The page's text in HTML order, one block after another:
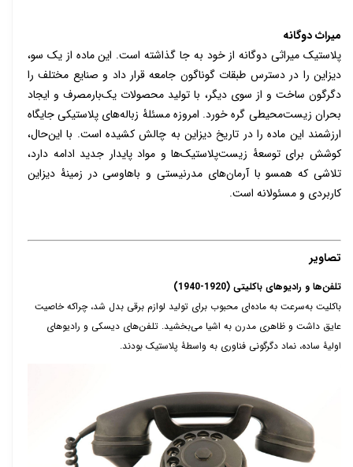
میراث دوگانه
پلاستیک میراثی دوگانه از خود به جا گذاشته است. این ماده از یک سو،
دیزاین را در دسترس طبقات گوناگون جامعه قرار داد و صنایع مختلف را
دگرگون ساخت و از سوی دیگر، با تولید محصولات یک‌بارمصرف و ایجاد
بحران زیست‌محیطی گره خورد. امروزه مسئلۀ زباله‌های پلاستیکی جایگاه
ارزشمند این ماده را در تاریخ دیزاین به چالش ‌کشیده است. با این‌حال،
کوشش برای توسعۀ زیست‌پلاستیک‌ها و مواد پایدار جدید ادامه دارد،
تلاشی که همسو با آرمان‌های مدرنیستی و باهاوسی در زمینۀ دیزاین
کاربردی و مسئولانه است.
تصاویر
تلفن‌ها و رادیوهای باکلیتی (1920-1940)
باکلیت به‌سرعت به ماده‌ای محبوب برای تولید لوازم برقی بدل شد، چراکه خاصیت
عایق داشت و ظاهری مدرن به اشیا می‌بخشید. تلفن‌های دیسکی و رادیوهای
اولیۀ ساده، نماد دگرگونی فناوری به واسطۀ پلاستیک بودند.